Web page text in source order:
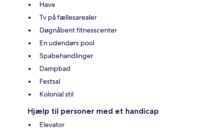
Have
Tv på fællesarealer
Døgnåbent fitnesscenter
En udendørs pool
Spabehandlinger
Dampbad
Festsal
Kolonial stil
Hjælp til personer med et handicap
Elevator